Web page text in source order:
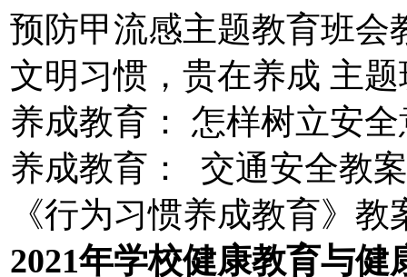
预防甲流感主题教育班会
文明习惯，贵在养成 主
养成教育： 怎样树立安
养成教育： 交通安全教案
《行为习惯养成教育》教
2021年学校健康教育与健